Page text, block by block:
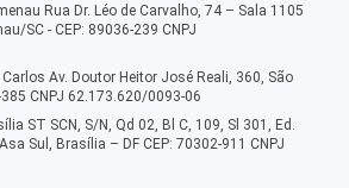
Rua Dr. Léo de Carvalho, 74 – Sala 1105
SC - CEP: 89036-239 CNPJ
Av. Doutor Heitor José Reali, 360, São
CNPJ 62.173.620/0093-06
ST SCN, S/N, Qd 02, Bl C, 109, Sl 301, Ed.
Sul, Brasília – DF CEP: 70302-911 CNPJ